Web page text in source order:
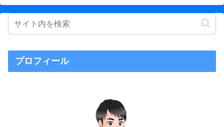
プロフィール